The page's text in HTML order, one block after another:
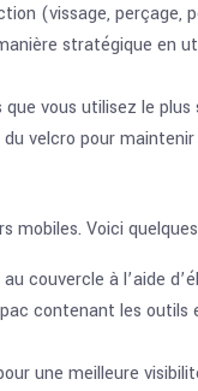
(vissage, perçage,
stratégique en
que vous utilisez le
velcro pour
Voici
couvercle à l’aide
contenant les
une meilleure